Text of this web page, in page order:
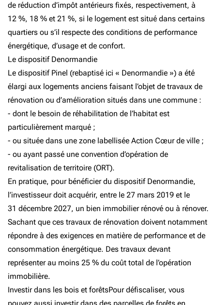
de réduction d’impôt antérieurs fixés, respectivement, à
12 %, 18 % et 21 %, si le logement est situé dans certains
quartiers ou s’il respecte des conditions de performance
énergétique, d’usage et de confort.
Le dispositif Denormandie
Le dispositif Pinel (rebaptisé ici « Denormandie ») a été
élargi aux logements anciens faisant l’objet de travaux de
rénovation ou d’amélioration situés dans une commune :
- dont le besoin de réhabilitation de l’habitat est
particulièrement marqué ;
- ou située dans une zone labellisée Action Cœur de ville ;
- ou ayant passé une convention d’opération de
revitalisation de territoire (ORT).
En pratique, pour bénéficier du dispositif Denormandie,
l’investisseur doit acquérir, entre le 27 mars 2019 et le
31 décembre 2027, un bien immobilier rénové ou à rénover.
Sachant que ces travaux de rénovation doivent notamment
répondre à des exigences en matière de performance et de
consommation énergétique. Des travaux devant
représenter au moins 25 % du coût total de l’opération
immobilière.
Investir dans les bois et forêtsPour défiscaliser, vous